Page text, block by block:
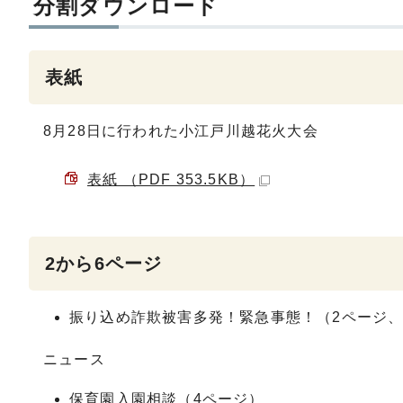
分割ダウンロード
表紙
8月28日に行われた小江戸川越花火大会
表紙 （PDF 353.5KB）
2から6ページ
振り込め詐欺被害多発！緊急事態！（2ページ、
ニュース
保育園入園相談（4ページ）